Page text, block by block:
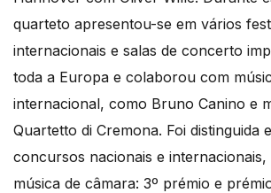
quarteto apresentou-se em vários
internacionais e salas de concerto
toda a Europa e colaborou com
internacional, como Bruno Canino e
Quartetto di Cremona. Foi distinguida
concursos nacionais e internacionais,
música de câmara: 3º prémio e